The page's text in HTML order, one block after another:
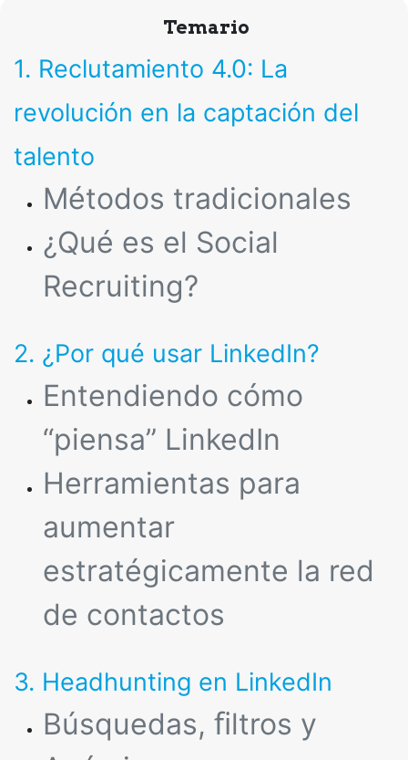
Temario
1. Reclutamiento 4.0: La
revolución en la captación del
talento
Métodos tradicionales
¿Qué es el Social
Recruiting?
2. ¿Por qué usar LinkedIn?
Entendiendo cómo
“piensa” LinkedIn
Herramientas para
aumentar
estratégicamente la red
de contactos
3. Headhunting en LinkedIn
Búsquedas, ﬁltros y